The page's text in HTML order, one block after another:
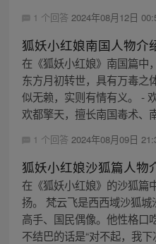
1 个回答 2024年08月12日
狐妖小红娘南国人物介
在《狐妖小红娘》南国篇中
东方月初转世，具有万毒之
似无赖，实则有情有义。 -
欢都擎天，擅长南国毒术、
1 个回答 2024年08月09日
狐妖小红娘沙狐篇人物
在《狐妖小红娘》的沙狐篇
扬。 梵云飞是西西域沙狐
高手、国民偶像。他性格口
不结巴的话是“对不起，我